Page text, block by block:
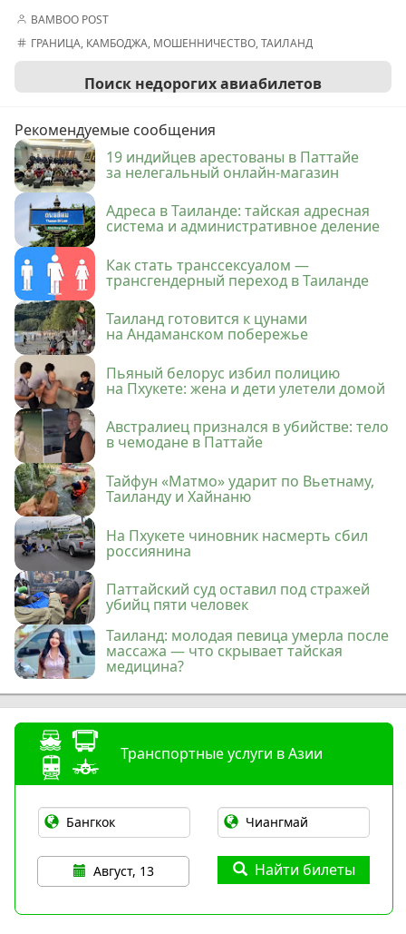
BAMBOO POST
ГРАНИЦА, КАМБОДЖА, МОШЕННИЧЕСТВО,ТАИЛАНД
Поиск недорогих авиабилетов
Рекомендуемые сообщения
19 индийцев арестованы в Паттайе
за нелегальный онлайн-магазин
Адреса в Таиланде: тайская адресная
система и административное деление
Как стать транссексуалом —
трансгендерный переход в Таиланде
Таиланд готовится к цунами
на Андаманском побережье
Пьяный белорус избил полицию
на Пхукете: жена и дети улетели домой
Австралиец признался в убийстве: тело
в чемодане в Паттайе
Тайфун «Матмо» ударит по Вьетнаму,
Таиланду и Хайнаню
На Пхукете чиновник насмерть сбил
россиянина
Паттайский суд оставил под стражей
убийц пяти человек
Таиланд: молодая певица умерла после
массажа — что скрывает тайская
медицина?
Транспортные услуги в Азии
Август, 13 Найти билеты